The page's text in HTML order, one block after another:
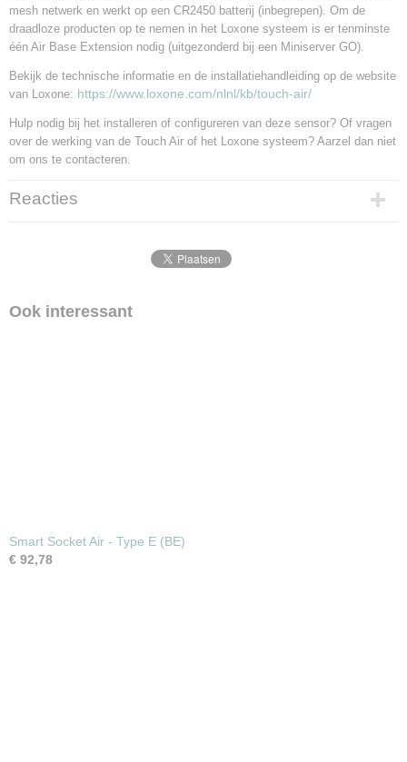
mesh netwerk en werkt op een CR2450 batterij (inbegrepen). Om de
draadloze producten op te nemen in het Loxone systeem is er tenminste
één Air Base Extension nodig (uitgezonderd bij een Miniserver GO).
Bekijk de technische informatie en de installatiehandleiding op de website
van Loxone: https://www.loxone.com/nlnl/kb/touch-air/
Hulp nodig bij het installeren of configureren van deze sensor? Of vragen
over de werking van de Touch Air of het Loxone systeem? Aarzel dan niet
om ons te contacteren.
Reacties
Ook interessant
Smart Socket Air - Type E (BE)
€ 92,78